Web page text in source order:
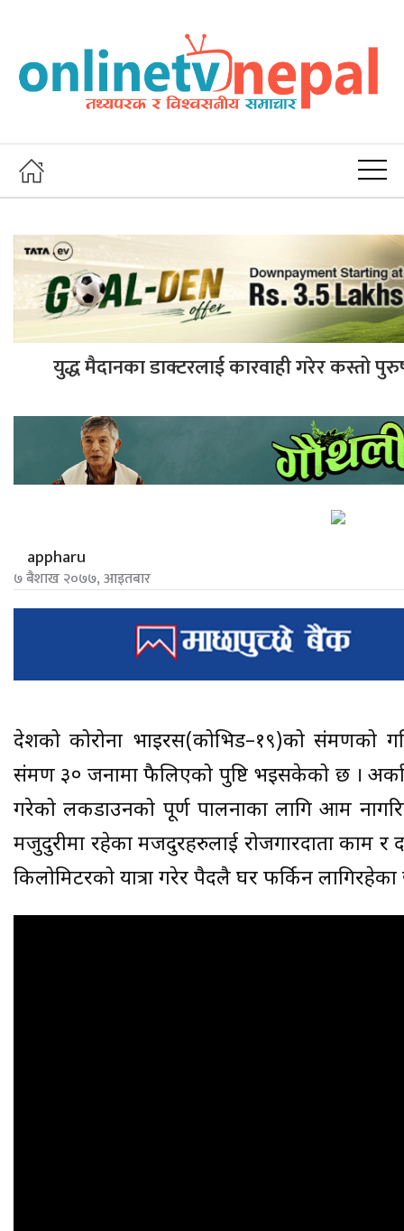
युद्ध मैदानका डाक्टरलाई कारवाही गरेर कस्तो
appharu
७ बैशाख २०७७, आइतबार
देशको कोरोना भाइरस(कोभिड–१९)को संक्रमणको
संक्रमण ३० जनामा फैलिएको पुष्टि भइसकेको छ ।
गरेको लकडाउनको पूर्ण पालनाका लागि आम
मजुदुरीमा रहेका मजदुरहरुलाई रोजगारदाता काम र
किलोमिटरको यात्रा गरेर पैदलै घर फर्किन